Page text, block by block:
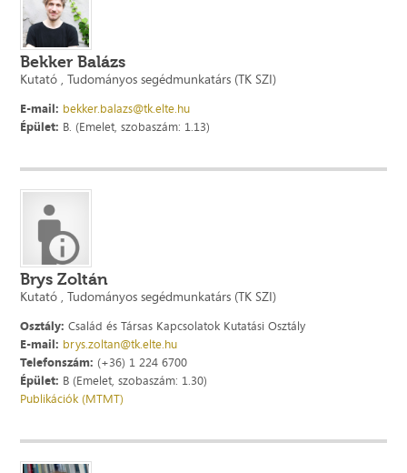
Bekker Balázs
Kutató , Tudományos segédmunkatárs (TK SZI)
E-mail: bekker.balazs@tk.elte.hu
Épület: B. (Emelet, szobaszám: 1.13)
Brys Zoltán
Kutató , Tudományos segédmunkatárs (TK SZI)
Osztály: Család és Társas Kapcsolatok Kutatási Osztály
E-mail: brys.zoltan@tk.elte.hu
Telefonszám: (+36) 1 224 6700
Épület: B (Emelet, szobaszám: 1.30)
Publikációk (MTMT)